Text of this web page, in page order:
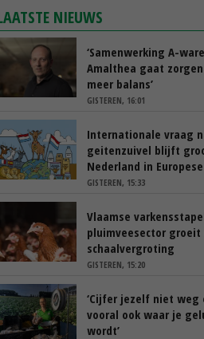
NIEUWS
‘Samenwerking A-
Amalthea gaat
meer balans’
GISTEREN, 16:01
Internationale vraag
geitenzuivel blijft
Nederland in
GISTEREN, 15:33
Vlaamse
pluimveesector groeit
schaalvergroting
GISTEREN, 15:20
‘Cijfer jezelf niet weg
vooral ook waar je
wordt’